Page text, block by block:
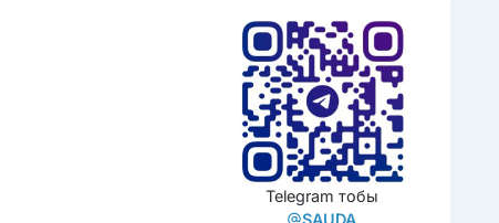
Telegram тобы
SAUDA